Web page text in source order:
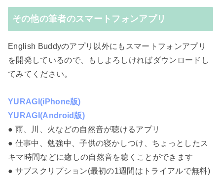
その他の筆者のスマートフォンアプリ
English Buddyのアプリ以外にもスマートフォンアプリ
を開発しているので、もしよろしければダウンロードし
てみてください。
YURAGI(iPhone版)
YURAGI(Android版)
● 雨、川、火などの自然音が聴けるアプリ
● 仕事中、勉強中、子供の寝かしつけ、ちょっとしたス
キマ時間などに癒しの自然音を聴くことができます
● サブスクリプション(最初の1週間はトライアルで無料)